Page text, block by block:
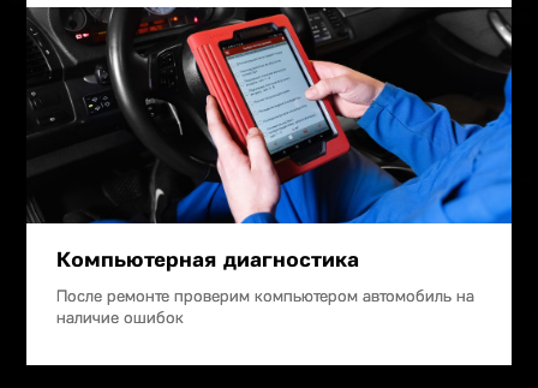
Компьютерная диагностика
После ремонте проверим компьютером автомобиль на
наличие ошибок